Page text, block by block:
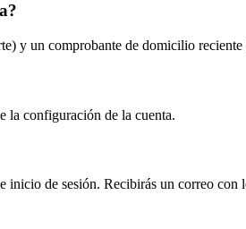
y un comprobante de domicilio
la configuración de la cuenta.
inicio de sesión. Recibirás un correo con